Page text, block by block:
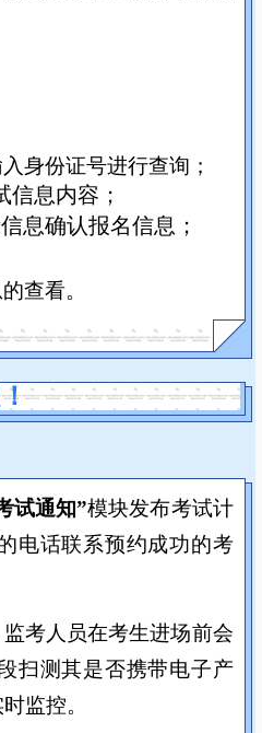
身份证号进行查询；
息内容；
息确认报名信息；
查看。
试通知”模块发布考试计
电话联系预约成功的考
考人员在考生进场前会
扫测其是否携带电子产
监控。